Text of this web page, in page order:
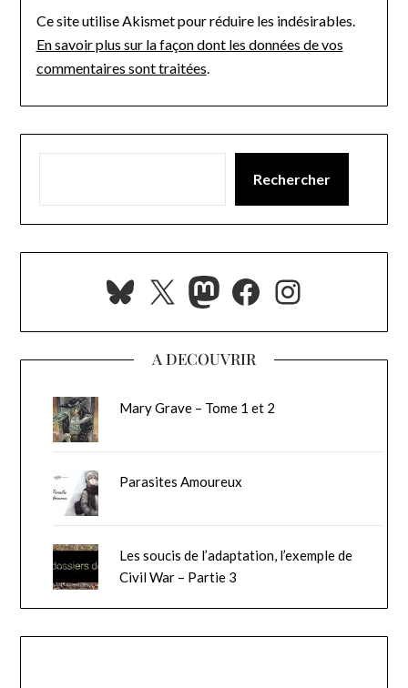
Ce site utilise Akismet pour réduire les indésirables.
En savoir plus sur la façon dont les données de vos
commentaires sont traitées.
Rechercher
Bluesky
X Mastodon
Facebook
A DECOUVRIR
Mary Grave – Tome 1 et 2
Parasites Amoureux
Les soucis de l’adaptation, l’exemple de
Civil War – Partie 3